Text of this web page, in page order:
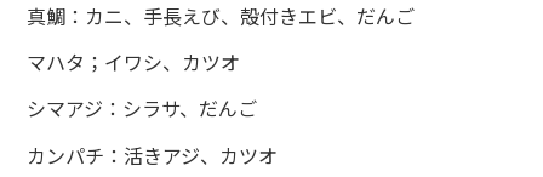
真鯛：カニ、手長えび、殻付きエビ、だんご
マハタ；イワシ、カツオ
シマアジ：シラサ、だんご
カンパチ：活きアジ、カツオ